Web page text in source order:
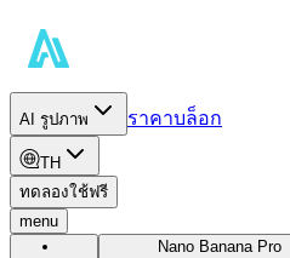
AI รูปภาพ ราคาบล็อก
TH
ทดลองใช้ฟรี
menu
Nano Banana Pro